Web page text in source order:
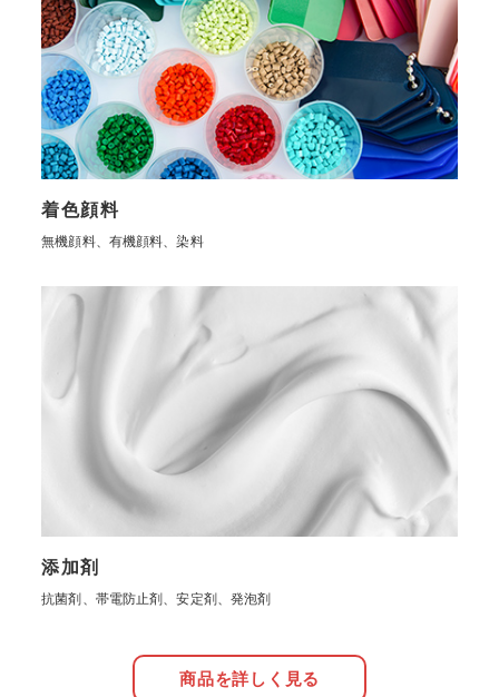
着色顔料
無機顔料、有機顔料、染料
添加剤
抗菌剤、帯電防止剤、安定剤、発泡剤
商品を詳しく見る